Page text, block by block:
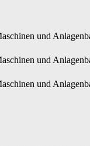
und
und
und